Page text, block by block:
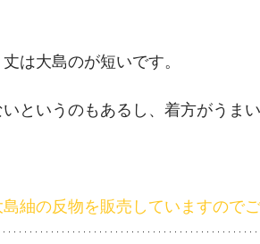
は大島のが短いです。
というのもあるし、着方がうま
紬の反物を販売していますのでご